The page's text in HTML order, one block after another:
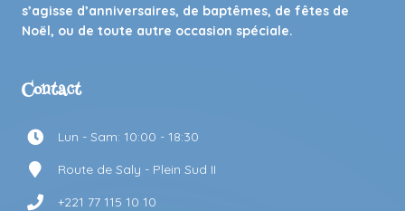
s’agisse d’anniversaires, de baptêmes, de fêtes de
Noël, ou de toute autre occasion spéciale.
Contact
Lun - Sam: 10:00 - 18:30
Route de Saly - Plein Sud II
+221 77 115 10 10